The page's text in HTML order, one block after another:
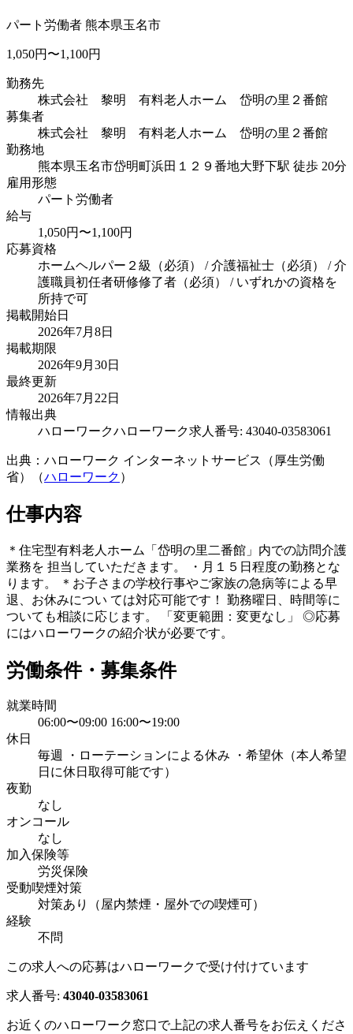
パート労働者 熊本県玉名市
1,050円〜1,100円
勤務先
株式会社 黎明 有料老人ホーム 岱明の里２番館
募集者
株式会社 黎明 有料老人ホーム 岱明の里２番館
勤務地
熊本県玉名市岱明町浜田１２９番地大野下駅 徒歩 20分
雇用形態
パート労働者
給与
1,050円〜1,100円
応募資格
ホームヘルパー２級（必須） / 介護福祉士（必須） / 介
護職員初任者研修修了者（必須） / いずれかの資格を
所持で可
掲載開始日
2026年7月8日
掲載期限
2026年9月30日
最終更新
2026年7月22日
情報出典
ハローワークハローワーク求人番号: 43040-03583061
出典：ハローワーク インターネットサービス（厚生労働
省）（ハローワーク ）
仕事内容
＊住宅型有料老人ホーム「岱明の里二番館」内での訪問介護
業務を 担当していただきます。 ・月１５日程度の勤務とな
ります。 ＊お子さまの学校行事やご家族の急病等による早
退、お休みについ ては対応可能です！ 勤務曜日、時間等に
ついても相談に応じます。 「変更範囲：変更なし」 ◎応募
にはハローワークの紹介状が必要です。
労働条件・募集条件
就業時間
06:00〜09:00 16:00〜19:00
休日
毎週 ・ローテーションによる休み ・希望休（本人希望
日に休日取得可能です）
夜勤
なし
オンコール
なし
加入保険等
労災保険
受動喫煙対策
対策あり（屋内禁煙・屋外での喫煙可）
経験
不問
この求人への応募はハローワークで受け付けています
求人番号: 43040-03583061
お近くのハローワーク窓口で上記の求人番号をお伝えくださ